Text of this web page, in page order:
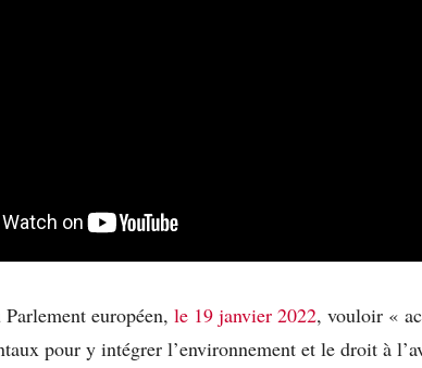
européen, le 19 janvier 2022, vouloir «
pour y intégrer l’environnement et le droit à